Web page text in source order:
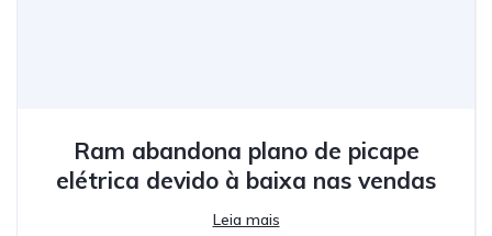
Ram abandona plano de picape
elétrica devido à baixa nas vendas
Leia mais